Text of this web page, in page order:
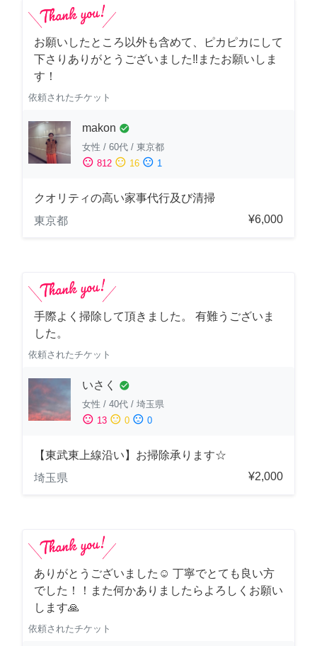
お願いしたところ以外も含めて、ピカピカにして
下さりありがとうございました‼️またお願いしま
す！
依頼されたチケット
makon check_circle
女性 / 60代 / 東京都
sentiment_satisfied 812 sentiment_neutral 16 sentiment_dissatisfied 1
クオリティの高い家事代行及び清掃
東京都
¥6,000
手際よく掃除して頂きました。 有難うございま
した。
依頼されたチケット
いさく check_circle
女性 / 40代 / 埼玉県
sentiment_satisfied 13 sentiment_neutral 0 sentiment_dissatisfied 0
【東武東上線沿い】お掃除承ります☆
埼玉県
¥2,000
ありがとうございました☺️ 丁寧でとても良い方
でした！！また何かありましたらよろしくお願い
します🙏
依頼されたチケット